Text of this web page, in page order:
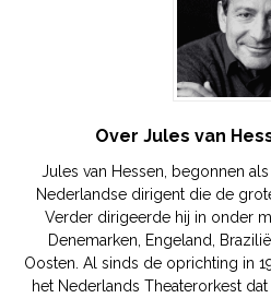
Over Jules van
Jules van Hessen, begonnen
Nederlandse dirigent die de
Verder dirigeerde hij in onder
Denemarken, Engeland,
Oosten. Al sinds de oprichting in
het Nederlands Theaterorkest